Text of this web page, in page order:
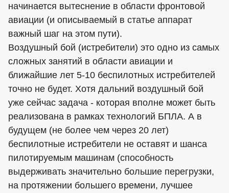
начинается вытеснение в области фронтовой
авиации (и описываемый в статье аппарат
важный шаг на этом пути).
Воздушный бой (истребители) это одно из самых
сложных занятий в области авиации и
ближайшие лет 5-10 беспилотных истребителей
точно не будет. Хотя дальний воздушный бой
уже сейчас задача - которая вполне может быть
реализована в рамках технологий БПЛА. А в
будущем (не более чем через 20 лет)
беспилотные истребители не оставят и шанса
пилотируемым машинам (способность
выдерживать значительно большие перегрузки,
на протяжении большего времени, лучшее